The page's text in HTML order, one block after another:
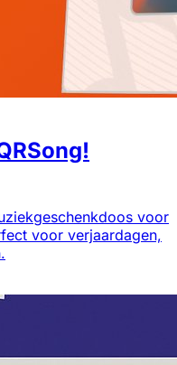
voor
voor verjaardagen,